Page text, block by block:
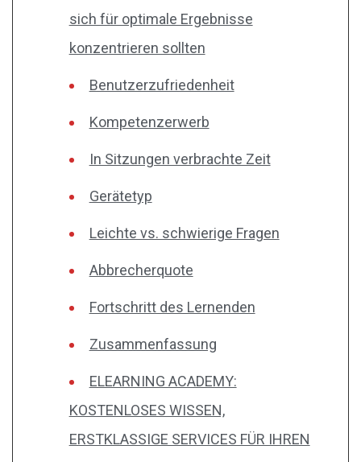
sich für optimale Ergebnisse
konzentrieren sollten
Benutzerzufriedenheit
Kompetenzerwerb
In Sitzungen verbrachte Zeit
Gerätetyp
Leichte vs. schwierige Fragen
Abbrecherquote
Fortschritt des Lernenden
Zusammenfassung
ELEARNING ACADEMY:
KOSTENLOSES WISSEN,
ERSTKLASSIGE SERVICES FÜR IHREN